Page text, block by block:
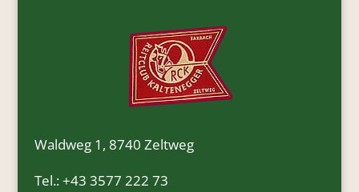
Waldweg 1, 8740 Zeltweg
Tel.:+43 3577 222 73